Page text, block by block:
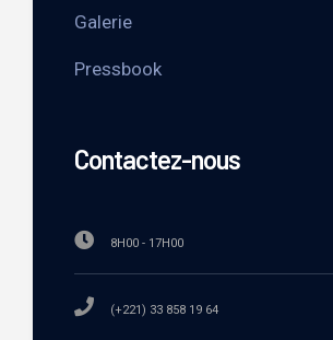
Galerie
Pressbook
Contactez-nous
8H00 - 17H00
(+221) 33 858 19 64